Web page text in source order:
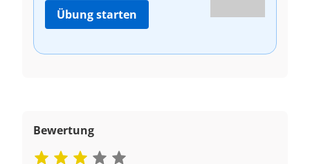
Übung starten
Bewertung